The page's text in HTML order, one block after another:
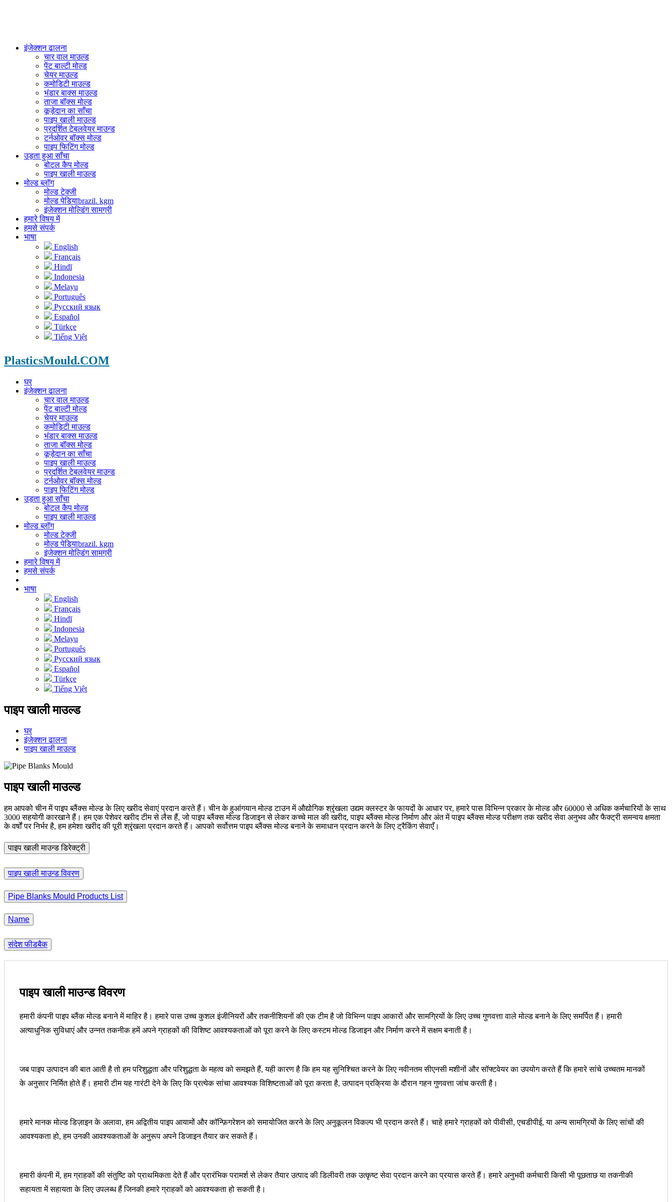
इंजेक्शन ढालना
चार वाल माउल्ड
पेंट बाल्टी मोल्ड
चेयर माउल्ड
कमोडिटी माउल्ड
भंडार बाक्स माउल्ड
ताजा बॉक्स मोल्ड
कूड़ेदान का साँचा
पाइप खाली माउल्ड
प्रदर्शित टेबलवेयर माउन्ड
टर्नओवर बॉक्स मोल्ड
पाइप फिटिंग मोल्ड
उड़ता हुआ साँचा
बोटल कैप मोल्ड
पाइप खाली माउल्ड
मोल्ड ब्लॉग
मोल्ड टेक्जी
मोल्ड पेडियाbrazil. kgm
इंजेक्शन मोल्डिंग सामग्री
हमारे विषय में
हमसे संपर्क
भाषा
English
Français
Hindī
Indonesia
Melayu
Português
Русский язык
Español
Türkçe
Tiếng Việt
PlasticsMould.COM
घर
इंजेक्शन ढालना
चार वाल माउल्ड
पेंट बाल्टी मोल्ड
चेयर माउल्ड
कमोडिटी माउल्ड
भंडार बाक्स माउल्ड
ताजा बॉक्स मोल्ड
कूड़ेदान का साँचा
पाइप खाली माउल्ड
प्रदर्शित टेबलवेयर माउन्ड
टर्नओवर बॉक्स मोल्ड
पाइप फिटिंग मोल्ड
उड़ता हुआ साँचा
बोटल कैप मोल्ड
पाइप खाली माउल्ड
मोल्ड ब्लॉग
मोल्ड टेक्जी
मोल्ड पेडियाbrazil. kgm
इंजेक्शन मोल्डिंग सामग्री
हमारे विषय में
हमसे संपर्क
भाषा
English
Français
Hindī
Indonesia
Melayu
Português
Русский язык
Español
Türkçe
Tiếng Việt
पाइप खाली माउल्ड
घर
इंजेक्शन ढालना
पाइप खाली माउल्ड
पाइप खाली माउल्ड
हम आपको चीन में पाइप ब्लैंक्स मोल्ड के लिए खरीद सेवाएं प्रदान करते हैं। चीन के हुआंगयान मोल्ड टाउन में औद्योगिक श्रृंखला उद्यम क्लस्टर के फायदों के आधार पर, हमारे पास विभिन्न प्रकार के मोल्ड और 60000 से अधिक कर्मचारियों के साथ
3000 सहयोगी कारखाने हैं। हम एक पेशेवर खरीद टीम से लैस हैं, जो पाइप ब्लैंक्स मोल्ड डिजाइन से लेकर कच्चे माल की खरीद, पाइप ब्लैंक्स मोल्ड निर्माण और अंत में पाइप ब्लैंक्स मोल्ड परीक्षण तक खरीद सेवा अनुभव और फैक्ट्री समन्वय क्षमता
के वर्षों पर निर्भर है, हम हमेशा खरीद की पूरी श्रृंखला प्रदान करते हैं। आपको सर्वोत्तम पाइप ब्लैंक्स मोल्ड बनाने के समाधान प्रदान करने के लिए ट्रैकिंग सेवाएँ।
पाइप खाली माउन्ड डिरेक्ट्री
पाइप खाली माउन्ड विवरण
Pipe Blanks Mould Products List
Name
संदेश फीडबैक
पाइप खाली माउन्ड विवरण
हमारी कंपनी पाइप ब्लैंक मोल्ड बनाने में माहिर है। हमारे पास उच्च कुशल इंजीनियरों और तकनीशियनों की एक टीम है जो विभिन्न पाइप आकारों और सामग्रियों के लिए उच्च गुणवत्ता वाले मोल्ड बनाने के लिए समर्पित हैं। हमारी
अत्याधुनिक सुविधाएं और उन्नत तकनीक हमें अपने ग्राहकों की विशिष्ट आवश्यकताओं को पूरा करने के लिए कस्टम मोल्ड डिजाइन और निर्माण करने में सक्षम बनाती है।
जब पाइप उत्पादन की बात आती है तो हम परिशुद्धता और परिशुद्धता के महत्व को समझते हैं, यही कारण है कि हम यह सुनिश्चित करने के लिए नवीनतम सीएनसी मशीनों और सॉफ्टवेयर का उपयोग करते हैं कि हमारे सांचे उच्चतम मानकों
के अनुसार निर्मित होते हैं। हमारी टीम यह गारंटी देने के लिए कि प्रत्येक सांचा आवश्यक विशिष्टताओं को पूरा करता है, उत्पादन प्रक्रिया के दौरान गहन गुणवत्ता जांच करती है।
हमारे मानक मोल्ड डिज़ाइन के अलावा, हम अद्वितीय पाइप आयामों और कॉन्फ़िगरेशन को समायोजित करने के लिए अनुकूलन विकल्प भी प्रदान करते हैं। चाहे हमारे ग्राहकों को पीवीसी, एचडीपीई, या अन्य सामग्रियों के लिए सांचों की
आवश्यकता हो, हम उनकी आवश्यकताओं के अनुरूप अपने डिजाइन तैयार कर सकते हैं।
हमारी कंपनी में, हम ग्राहकों की संतुष्टि को प्राथमिकता देते हैं और प्रारंभिक परामर्श से लेकर तैयार उत्पाद की डिलीवरी तक उत्कृष्ट सेवा प्रदान करने का प्रयास करते हैं। हमारे अनुभवी कर्मचारी किसी भी पूछताछ या तकनीकी
सहायता में सहायता के लिए उपलब्ध हैं जिनकी हमारे ग्राहकों को आवश्यकता हो सकती है।